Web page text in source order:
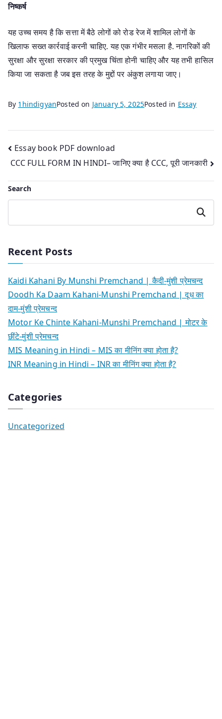
निष्कर्ष
यह उच्च समय है कि सत्ता में बैठे लोगों को रोड रेज में शामिल लोगों के
खिलाफ सख्त कार्रवाई करनी चाहिए. यह एक गंभीर मसला है. नागरिकों की
सुरक्षा और सुरक्षा सरकार की प्रमुख चिंता होनी चाहिए और यह तभी हासिल
किया जा सकता है जब इस तरह के मुद्दों पर अंकुश लगाया जाए।
By 1hindigyanPosted on January 5, 2025Posted in Essay
Post
navigation
Essay book PDF download
CCC FULL FORM IN HINDI– जानिए क्या है CCC, पूरी जानकारी
Search
Search
Recent Posts
Kaidi Kahani By Munshi Premchand | कैदी-मुंशी प्रेमचन्द
Doodh Ka Daam Kahani-Munshi Premchand | दूध का
दाम-मुंशी प्रेमचन्द
Motor Ke Chinte Kahani-Munshi Premchand | मोटर के
छींटे-मुंशी प्रेमचन्द
MIS Meaning in Hindi – MIS का मीनिंग क्या होता है?
INR Meaning in Hindi – INR का मीनिंग क्या होता है?
Categories
Uncategorized